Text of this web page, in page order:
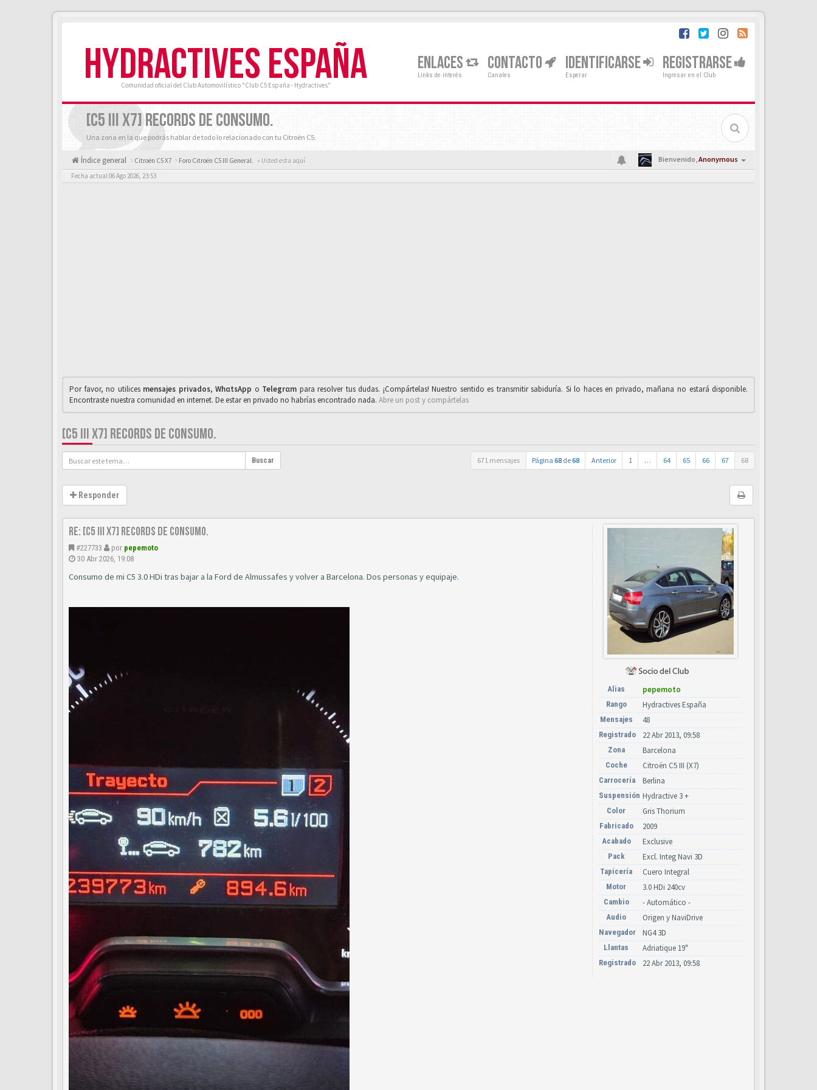
HYDRACTIVES ESPAÑA
Comunidad oficial del Club Automovilístico "Club C5 España - Hydractives"
ENLACES
Links de interés
CONTACTO
Canales
IDENTIFICARSE
Esperar
REGISTRARSE
Ingresar en el Club
[C5 III X7] RECORDS DE CONSUMO.
Una zona en la que podrás hablar de todo lo relacionado con tu Citroën C5.
Índice general Citroën C5 X7 Foro Citroën C5 III General. « Usted esta aquí Bienvenido,Anonymous
Fecha actual 06 Ago 2026, 23:53
Por favor, no utilices mensajes privados,WhαtsApp o Telegrαm para resolver tus dudas. ¡Compártelas! Nuestro sentido es transmitir sabiduría. Si lo haces en privado, mañana no estará disponible.
Encontraste nuestra comunidad en internet. De estar en privado no habrías encontrado nada. Abre un post y compártelas
[C5 III X7] RECORDS DE CONSUMO.
Buscar 671 mensajes Página 68 de68 Anterior 1 … 64 65 66 67 68
Responder
Re: [C5 III X7] Records de consumo.
#227733 por pepemoto
30 Abr 2026, 19:08
Consumo de mi C5 3.0 HDi tras bajar a la Ford de Almussafes y volver a Barcelona. Dos personas y equipaje.
Alias pepemoto
Rango Hydractives España
Mensajes 48
Registrado 22 Abr 2013, 09:58
Zona Barcelona
Coche Citroën C5 III (X7)
Carrocería Berlina
Suspensión Hydractive 3 +
Color Gris Thorium
Fabricado 2009
Acabado Exclusive
Pack Excl. Integ Navi 3D
Tapicería Cuero Integral
Motor 3.0 HDi 240cv
Cambio - Automático -
Audio Origen y NaviDrive
Navegador NG4 3D
Llantas Adriatique 19"
Registrado 22 Abr 2013, 09:58